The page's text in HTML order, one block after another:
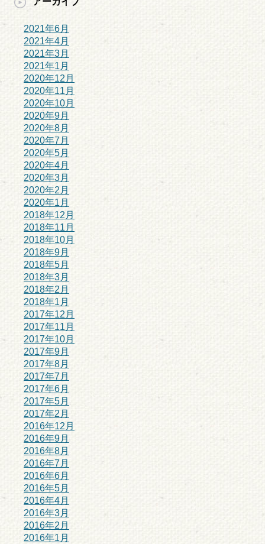
2021年6月
2021年4月
2021年3月
2021年1月
2020年12月
2020年11月
2020年10月
2020年9月
2020年8月
2020年7月
2020年5月
2020年4月
2020年3月
2020年2月
2020年1月
2018年12月
2018年11月
2018年10月
2018年9月
2018年5月
2018年3月
2018年2月
2018年1月
2017年12月
2017年11月
2017年10月
2017年9月
2017年8月
2017年7月
2017年6月
2017年5月
2017年2月
2016年12月
2016年9月
2016年8月
2016年7月
2016年6月
2016年5月
2016年4月
2016年3月
2016年2月
2016年1月